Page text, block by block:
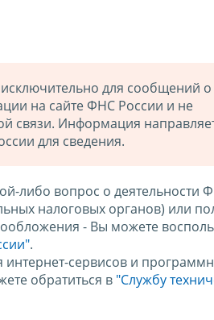
для сообщений о
на сайте ФНС России и не
связи. Информация
для сведения.
либо вопрос о деятельности
налоговых органов) или
- Вы можете
.
сервисов и
обратиться в "Службу